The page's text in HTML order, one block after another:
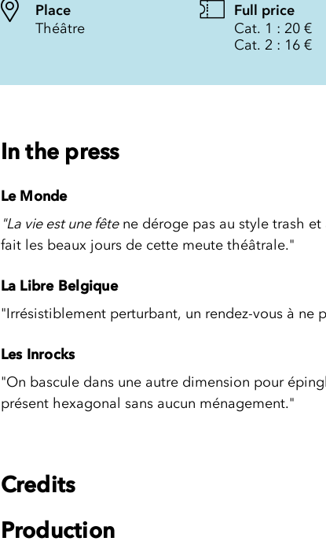
Place
Théâtre
Full price
Cat. 1 : 20 €
Cat. 2 : 16 €
In the press
Le Monde
"La vie est une fêtene déroge pas au style trash et
fait les beaux jours de cette meute théâtrale."
La Libre Belgique
"Irrésistiblement perturbant, un rendez-vous à ne
Les Inrocks
"On bascule dans une autre dimension pour
présent hexagonal sans aucun ménagement."
Credits
Production